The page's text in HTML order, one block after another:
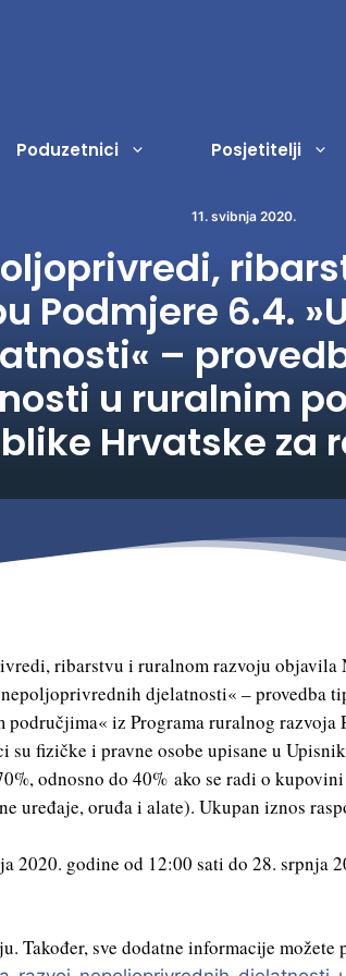
Registar dokumenata
Strateški dokumenti
Proračun
Isplate iz proračuna
Financijski izvještaji
Savjetovanja s javnošću
Procedure
Službeni vjesnik
Sponzorstva i donacije
Otvoreni podaci
Ostali dokumenti
Odgoj i
Zaštita i
Civilna
Socijalna
Zahtjevi i
Poduzetnici
Porezi
Zakup
Posjetitelji
Ostala događanja
11. svibnja 2020.
Podmjere 6.4.
–
u ruralnim
Hrvatske za
ribarstvu i ruralnom razvoju objavila
djelatnosti« – provedba
iz Programa ruralnog razvoja
fizičke i pravne osobe upisane u Upisnik
odnosno do 40% ako se radi o
uređaje, oruđa i alate). Ukupan iznos
2020. godine od 12:00 sati do 28. srpnja
Također, sve dodatne informacije možete